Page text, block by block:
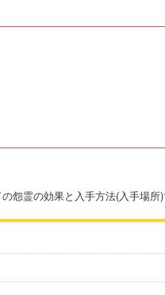
怨霊の効果と入手方法(入手場所)